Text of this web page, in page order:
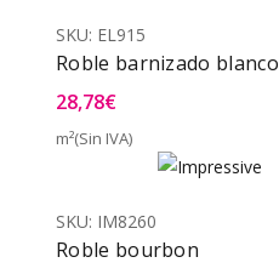
SKU: EL915
Roble barnizado blanco
28,78€
m²(Sin IVA)
SKU: IM8260
Roble bourbon